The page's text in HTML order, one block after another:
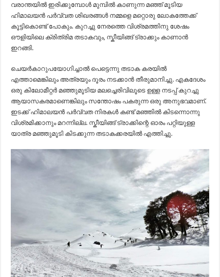
വരാന്തയിൽ ഇരിക്കുമ്പോൾ മുമ്പിൽ കാണുന്ന മഞ്ഞ് മൂടിയ
ഹിമാലയൻ പർവ്വത ശിഖരങ്ങൾ നമ്മളെ മറ്റൊരു ലോകത്തേക്ക്
കൂട്ടികൊണ്ട് പോകും. കുറച്ചു നേരത്തെ വിശ്രമത്തിനു ശേഷം
ഔളിയിലെ ക്രിത്രിമ തടാകവും, സ്കീയിങ്ങ് ട്രാക്കും കാണാൻ
ഇറങ്ങി.
ചെയർകാറുപയോഗിച്ചാൽ പെട്ടെന്നു തടാക കരയിൽ
എത്താമെങ്കിലും അത്രയും ദൂരം നടക്കാൻ തീരുമാനിച്ചു. എകദേശം
ഒരു കിലോമീറ്റർ മഞ്ഞുമൂടിയ മലച്ചെരിവിലൂടെ ഉള്ള നടപ്പ് കുറച്ചു
ആയാസകരമാണെങ്കിലും സന്തോഷം പകരുന്ന ഒരു അനുഭവമാണ്.
ഇടക്ക് ഹിമാലയൻ പർവ്വത നിരകൾ കണ്ട് മഞ്ഞിൽ കിടന്നൊന്നു
വിശ്രമിക്കാനും മറന്നില്ല. സ്കീയിങ്ങ് ട്രാക്കിന്റെ ഓരം പറ്റിയുള്ള
യാത്ര മഞ്ഞുമൂടി കിടക്കുന്ന തടാകക്കരയിൽ എത്തിച്ചു.